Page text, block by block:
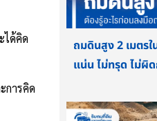
ด้คิด
การคิด
ถมดินสูง 2 เมตรใ
แน่น ไม่ทรุด ไม่ผิ